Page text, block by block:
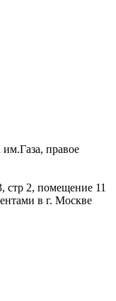
правое
стр 2, помещение 11
в г. Москве